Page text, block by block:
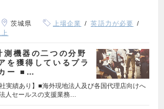
茨城県 上場企業
英語力が必要
機器の二つの分野
を獲得しているプラ
ー ■…
実績あり】■海外現地法人及び各国代理店向けへ
人セールスの支援業務…